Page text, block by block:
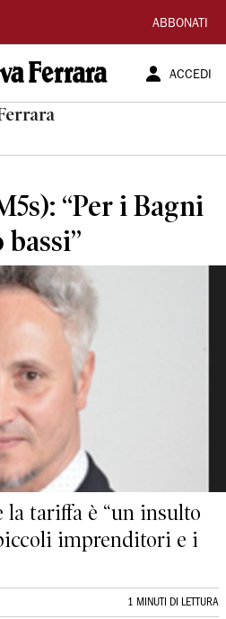
ABBONATI
ACCEDI
“Per i Bagni
la tariffa è “un insulto
imprenditori e i
1 MINUTI DI LETTURA